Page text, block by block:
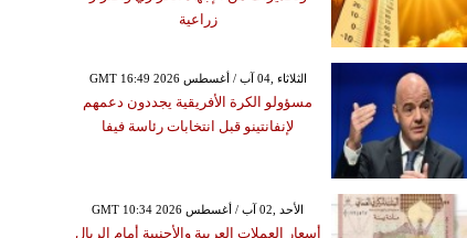
زراعية
GMT 16:49 2026 الثلاثاء ,04 آب / أغسطس
مسؤولو الكرة الأفريقية يجددون دعمهم
لإنفانتينو قبل انتخابات رئاسة فيفا
GMT 10:34 2026 الأحد ,02 آب / أغسطس
أسعار العملات العربية والأجنبية أمام الريال